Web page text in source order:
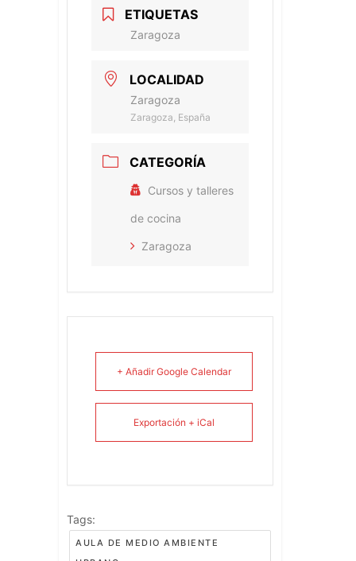
ETIQUETAS
Zaragoza
LOCALIDAD
Zaragoza
Zaragoza, España
CATEGORÍA
Cursos y talleres
de cocina
Zaragoza
+ Añadir Google Calendar
Exportación + iCal
Tags:
AULA DE MEDIO AMBIENTE